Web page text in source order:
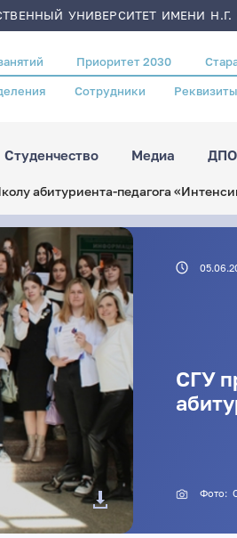
УНИВЕРСИТЕТ ИМЕНИ
Приоритет 2030
Сотрудники Реквизиты
Студенчество Медиа ДПО
абитуриента-педагога
СГУ